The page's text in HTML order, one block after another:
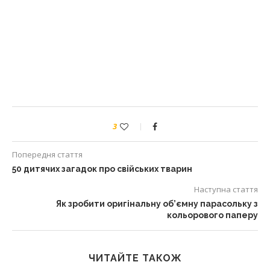
3
Попередня стаття
50 дитячих загадок про свійських тварин
Наступна стаття
Як зробити оригінальну об’ємну парасольку з
кольорового паперу
ЧИТАЙТЕ ТАКОЖ